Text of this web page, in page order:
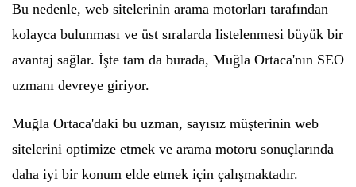
Bu nedenle, web sitelerinin arama motorları tarafından
kolayca bulunması ve üst sıralarda listelenmesi büyük bir
avantaj sağlar. İşte tam da burada, Muğla Ortaca'nın SEO
uzmanı devreye giriyor.
Muğla Ortaca'daki bu uzman, sayısız müşterinin web
sitelerini optimize etmek ve arama motoru sonuçlarında
daha iyi bir konum elde etmek için çalışmaktadır.